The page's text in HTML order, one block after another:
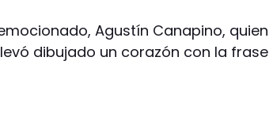
Agustín Canapino, quien
dibujado un corazón con la frase